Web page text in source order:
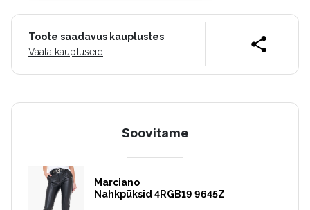
Toote saadavus kauplustes
Vaata kaupluseid
Soovitame
Marciano
Nahkpüksid 4RGB19 9645Z